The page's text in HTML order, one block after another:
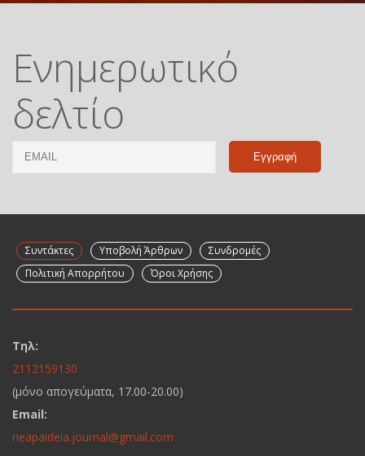
Ενημερωτικό
δελτίο
Email
Συντάκτες Υποβολή Άρθρων
Συνδρομές
Πολιτική Απορρήτου
Όροι Χρήσης
Τηλ:
2112159130
(μόνο απογεύματα, 17.00-20.00)
Email:
neapaideia.journal@gmail.com